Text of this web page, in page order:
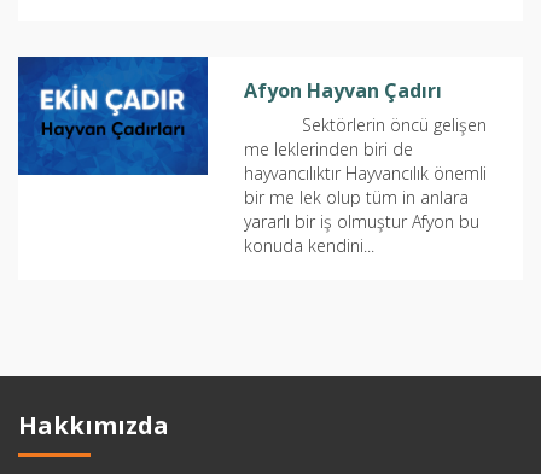
Afyon Hayvan Çadırı
Sektörlerin öncü gelişen
me leklerinden biri de
hayvancılıktır Hayvancılık önemli
bir me lek olup tüm in anlara
yararlı bir iş olmuştur Afyon bu
konuda kendini...
Hakkımızda